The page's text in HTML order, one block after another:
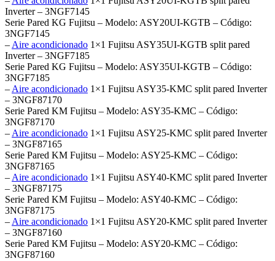
Inverter – 3NGF7145
Serie Pared KG Fujitsu – Modelo: ASY20UI-KGTB – Código:
3NGF7145
–Aire acondicionado 1×1 Fujitsu ASY35UI-KGTB split pared
Inverter – 3NGF7185
Serie Pared KG Fujitsu – Modelo: ASY35UI-KGTB – Código:
3NGF7185
–Aire acondicionado 1×1 Fujitsu ASY35-KMC split pared Inverter
– 3NGF87170
Serie Pared KM Fujitsu – Modelo: ASY35-KMC – Código:
3NGF87170
–Aire acondicionado 1×1 Fujitsu ASY25-KMC split pared Inverter
– 3NGF87165
Serie Pared KM Fujitsu – Modelo: ASY25-KMC – Código:
3NGF87165
–Aire acondicionado 1×1 Fujitsu ASY40-KMC split pared Inverter
– 3NGF87175
Serie Pared KM Fujitsu – Modelo: ASY40-KMC – Código:
3NGF87175
–Aire acondicionado 1×1 Fujitsu ASY20-KMC split pared Inverter
– 3NGF87160
Serie Pared KM Fujitsu – Modelo: ASY20-KMC – Código:
3NGF87160